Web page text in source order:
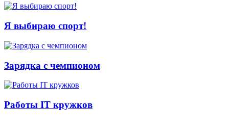
Я выбираю спорт!
Зарядка с чемпионом
Работы IT кружков